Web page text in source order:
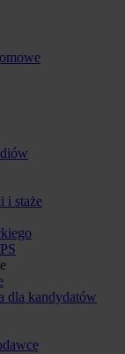
i staże
dla kandydatów